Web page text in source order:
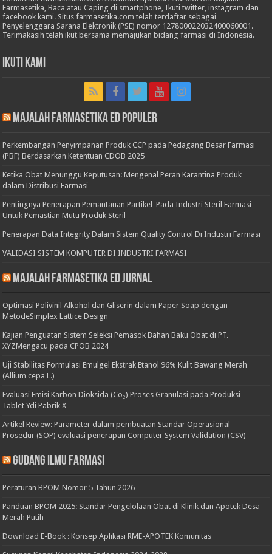
Farmasetika, Baca atau Caping di smartphone, Ikuti twitter, instagram dan
facebook kami. Situs farmasetika.com telah terdaftar sebagai
Penyelenggara Sarana Elektronik (PSE) nomor 127800022032400060001.
Terimakasih telah ikut bersama memajukan bidang farmasi di Indonesia.
Ikuti Kami
Majalah Farmasetika Ed Populer
Perkembangan Penyimpanan Produk CCP pada Pedagang Besar Farmasi
(PBF) Berdasarkan Ketentuan CDOB 2025
Ketika Obat Menunggu Keputusan: Mengenal Peran Karantina Produk
dalam Distribusi Farmasi
Pentingnya Penerapan Pemantauan Partikel Pada Industri Steril Farmasi
Untuk Pemastian Mutu Produk Steril
Penerapan Data Integrity Dalam Sistem Quality Control Di Industri Farmasi
VALIDASI SISTEM KOMPUTER DI INDUSTRI FARMASI
Majalah Farmasetika Ed Jurnal
Optimasi Polivinil Alkohol dan Gliserin dalam Paper Soap dengan
MetodeSimplex Lattice Design
Kajian Penguatan Sistem Seleksi Pemasok Bahan Baku Obat di PT.
XYZMengacu pada CPOB 2024
Uji Stabilitas Formulasi Emulgel Ekstrak Etanol 96% Kulit Bawang Merah
(Allium cepa L.)
Evaluasi Emisi Karbon Dioksida (Co₂) Proses Granulasi pada Produksi
Tablet Ydi Pabrik X
Artikel Review: Parameter dalam pembuatan Standar Operasional
Prosedur (SOP) evaluasi penerapan Computer System Validation (CSV)
Gudang Ilmu Farmasi
Peraturan BPOM Nomor 5 Tahun 2026
Panduan BPOM 2025: Standar Pengelolaan Obat di Klinik dan Apotek Desa
Merah Putih
Download E-Book : Konsep Aplikasi RME-APOTEK Komunitas